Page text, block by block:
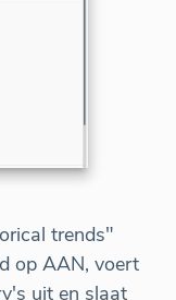
trends"
op AAN, voert
uit en slaat